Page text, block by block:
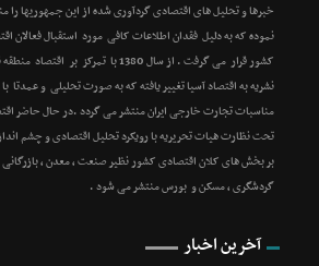
خبرها و تحلیل های اقتصادی گردآوری شده از این جمهوریها را
نموده که به دلیل فقدان اطلاعات کافی مورد استقبال فعالان
کشور قرار می گرفت . از سال 1380 با تمرکز بر اقتصاد منطقه نام این
نشریه به اقتصاد آسیا تغییر یافته که به صورت تحلیلی و عمدتا با
مناسبات تجارت خارجی ایران منتشر می گردد .در حال حاضر
تحت نظارت هیات تحریریه با رویکرد تحلیل اقتصادی و چشم
بر بخش های کلان اقتصادی کشور نظیر صنعت ، معدن ، بازرگانی
گردشگری ، مسکن و بورس منتشر می شود .
آخرین اخبار